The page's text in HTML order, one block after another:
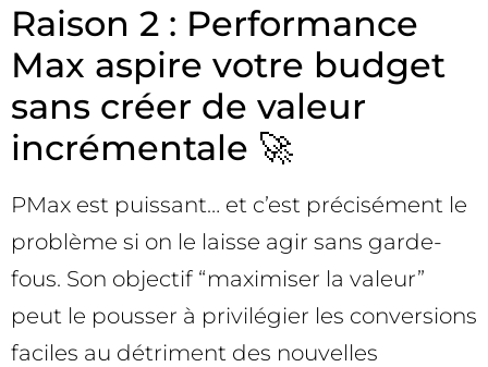
Raison 2 : Performance
Max aspire votre budget
sans créer de valeur
incrémentale 🚀
PMax est puissant… et c’est précisément le
problème si on le laisse agir sans garde-
fous. Son objectif “maximiser la valeur”
peut le pousser à privilégier les conversions
faciles au détriment des nouvelles